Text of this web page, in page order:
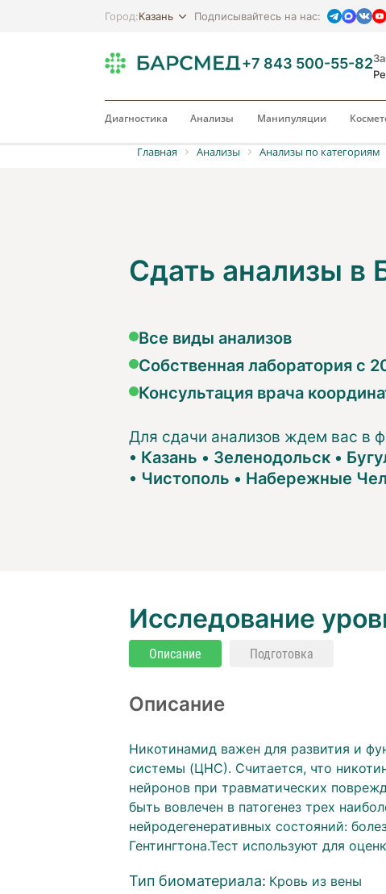
Город:Казань Подписывайтесь на нас:
+7 843 500-55-82
Диагностика Анализы Манипуляции
Главная Анализы Анализы по категориям
Сдать анализы
Все виды анализов
Собственная лаборатория с
Консультация врача
Для сдачи анализов ждем вас в
• Казань • Зеленодольск•
• Чистополь • Набережные
Исследование
Описание Подготовка
Описание
Никотинамид важен для развития и
системы (ЦНС). Считается, что
нейронов при травматических
быть вовлечен в патогенез трех
нейродегенеративных состояний:
Гентингтона.Тест используют для
Тип биоматериала: Кровь из вены